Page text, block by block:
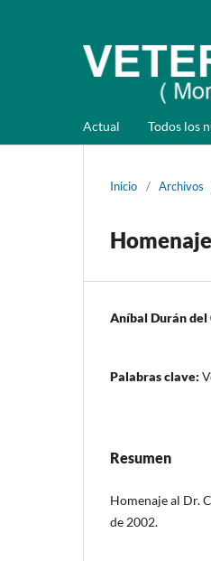
Actual Todos los
Inicio / Archivos
Aníbal Durán del
Palabras clave:
Resumen
Homenaje al Dr.
de 2002.